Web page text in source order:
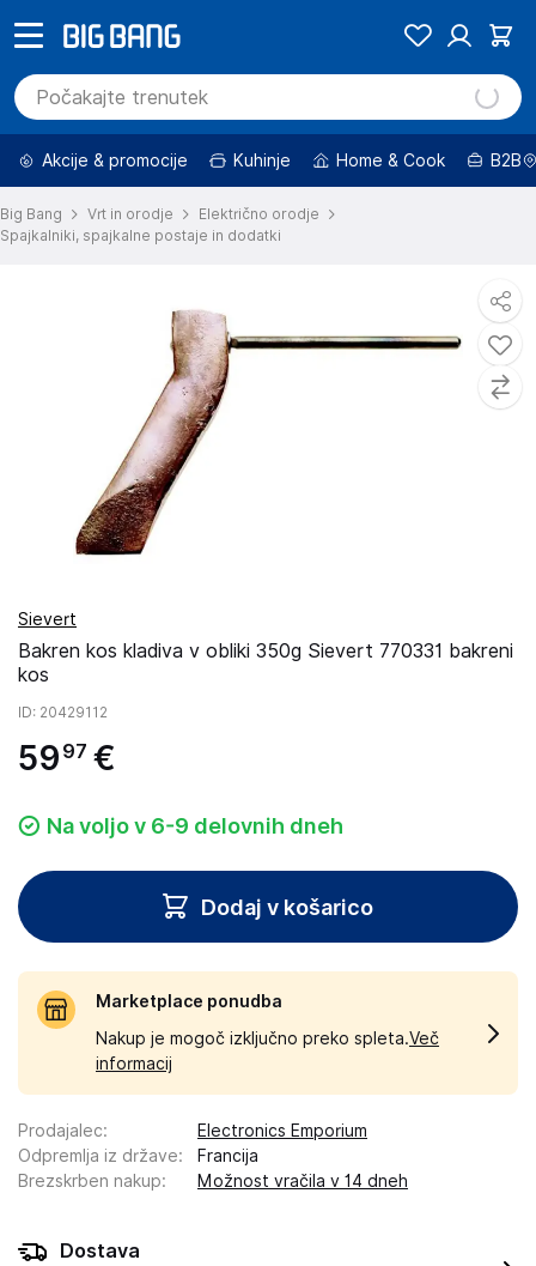
Akcije & promocije Kuhinje Home & Cook B2B
Big Bang Vrt in orodje
Električno orodje
Spajkalniki, spajkalne postaje in dodatki
Sievert
Bakren kos kladiva v obliki 350g Sievert 770331 bakreni
kos
ID: 20429112
59 97 €
Na voljo v 6-9 delovnih dneh
Dodaj v košarico
Marketplace ponudba
Nakup je mogoč izključno preko spleta.Več
informacij
Prodajalec:
Electronics Emporium
Odpremlja iz države:
Francija
Brezskrben nakup: Možnost vračila v 14 dneh
Dostava